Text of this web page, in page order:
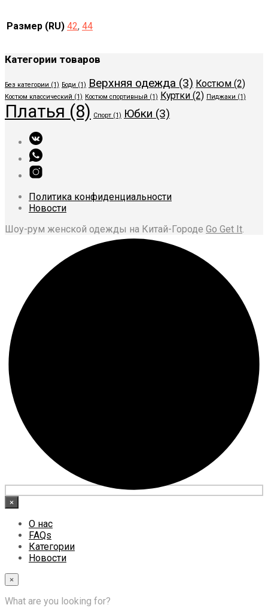
Размер (RU) 42, 44
Категории товаров
Без категории (1) Боди (1) Верхняя одежда (3) Костюм (2)
Костюм классический (1) Костюм спортивный (1) Куртки (2) Пиджаки (1)
Платья (8) Спорт (1) Юбки (3)
Политика конфиденциальности
Новости
Шоу-рум женской одежды на Китай-Городе Go Get It.
×
О нас
FAQs
Категории
Новости
×
What are you looking for?